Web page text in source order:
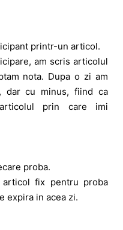
printr-un articol.
am scris articolul
nota. Dupa o zi am
dar cu minus, fiind ca
prin care imi
proba.
fix pentru proba
expira in acea zi.